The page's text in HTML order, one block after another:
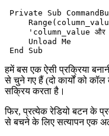
Private Sub
'column_value और
     Unload Me
हमें बस एक ऐसी प्रक्रिया
से चुने गए हैं (दो कार्यों को
सक्रिय करता है।
फिर, प्रत्येक रेडियो बटन के
से बचने के लिए सत्यापन एक